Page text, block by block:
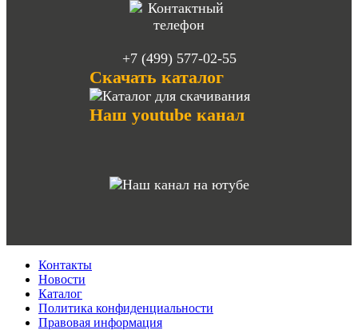
+7 (499) 577-02-55
Скачать каталог
Наш youtube канал
Контакты
Новости
Каталог
Политика конфиденциальности
Правовая информация